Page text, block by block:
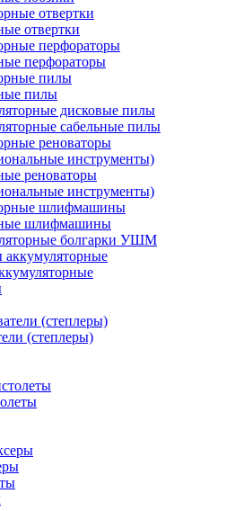
отвертки
перфораторы
пилы
дисковые пилы
сабельные пилы
реноваторы
инструменты)
шлифмашины
болгарки УШМ
(степлеры)